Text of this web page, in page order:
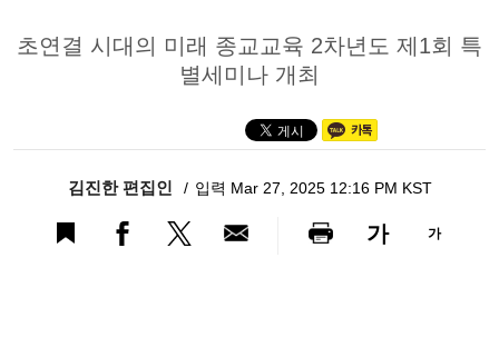
초연결 시대의 미래 종교교육 2차년도 제1회 특
별세미나 개최
김진한 편집인 입력 Mar 27, 2025 12:16 PM KST
가 가